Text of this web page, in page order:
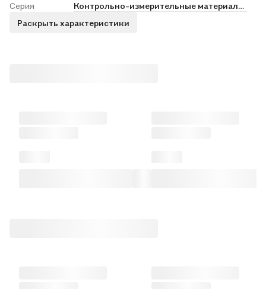
Серия
Контрольно-измерительные материалы. Вако
Раскрыть характеристики